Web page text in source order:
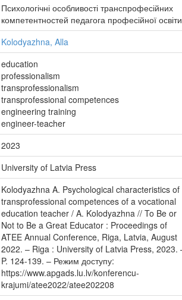
Психологічні особливості транспрофесійних
компетентностей педагога професійної освіти
Kolodyazhna, Alla
education
professionalism
transprofessionalism
transprofessional competences
engineering training
engineer-teacher
2023
University of Latvia Press
Kolodyazhna A. Psychological characteristics of
transprofessional competences of a vocational
education teacher / A. Kolodyazhna // To Be or
Not to Be a Great Educator : Proceedings of
ATEE Annual Conference, Riga, Latvia, August
2022. – Riga : University of Latvia Press, 2023.
P. 124-139. – Режим доступу:
https://www.apgads.lu.lv/konferencu-
krajumi/atee2022/atee202208